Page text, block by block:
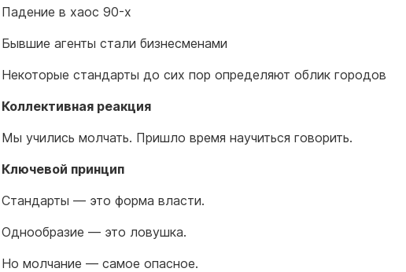
Падение в хаос 90-х
Бывшие агенты стали бизнесменами
Некоторые стандарты до сих пор определяют облик городов
Коллективная реакция
Мы учились молчать. Пришло время научиться говорить.
Ключевой принцип
Стандарты — это форма власти.
Однообразие — это ловушка.
Но молчание — самое опасное.